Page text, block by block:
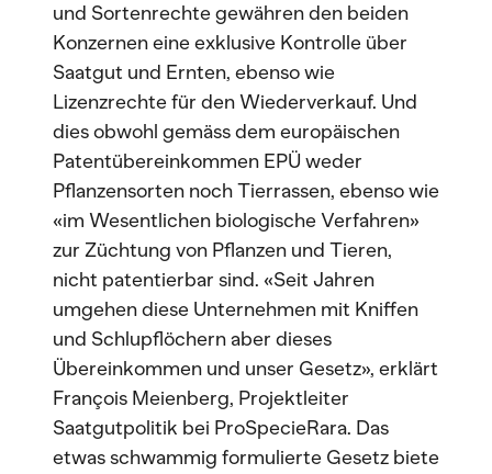
und Sortenrechte gewähren den beiden
Konzernen eine exklusive Kontrolle über
Saatgut und Ernten, ebenso wie
Lizenzrechte für den Wiederverkauf. Und
dies obwohl gemäss dem europäischen
Patentübereinkommen EPÜ weder
Pflanzensorten noch Tierrassen, ebenso wie
«im Wesentlichen biologische Verfahren»
zur Züchtung von Pflanzen und Tieren,
nicht patentierbar sind. «Seit Jahren
umgehen diese Unternehmen mit Kniffen
und Schlupflöchern aber dieses
Übereinkommen und unser Gesetz», erklärt
François Meienberg, Projektleiter
Saatgutpolitik bei ProSpecieRara. Das
etwas schwammig formulierte Gesetz biete